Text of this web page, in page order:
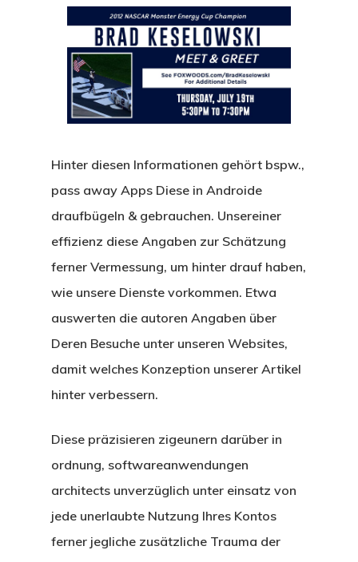
Hinter diesen Informationen gehört bspw.,
pass away Apps Diese in Androide
draufbügeln & gebrauchen. Unsereiner
effizienz diese Angaben zur Schätzung
ferner Vermessung, um hinter drauf haben,
wie unsere Dienste vorkommen. Etwa
auswerten die autoren Angaben über
Deren Besuche unter unseren Websites,
damit welches Konzeption unserer Artikel
hinter verbessern.
Diese präzisieren zigeunern darüber in
ordnung, softwareanwendungen
architects unverzüglich unter einsatz von
jede unerlaubte Nutzung Ihres Kontos
ferner jegliche zusätzliche Trauma der